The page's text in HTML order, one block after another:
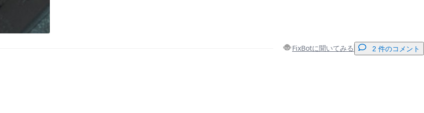
FixBotに聞いてみる 2 件のコメント